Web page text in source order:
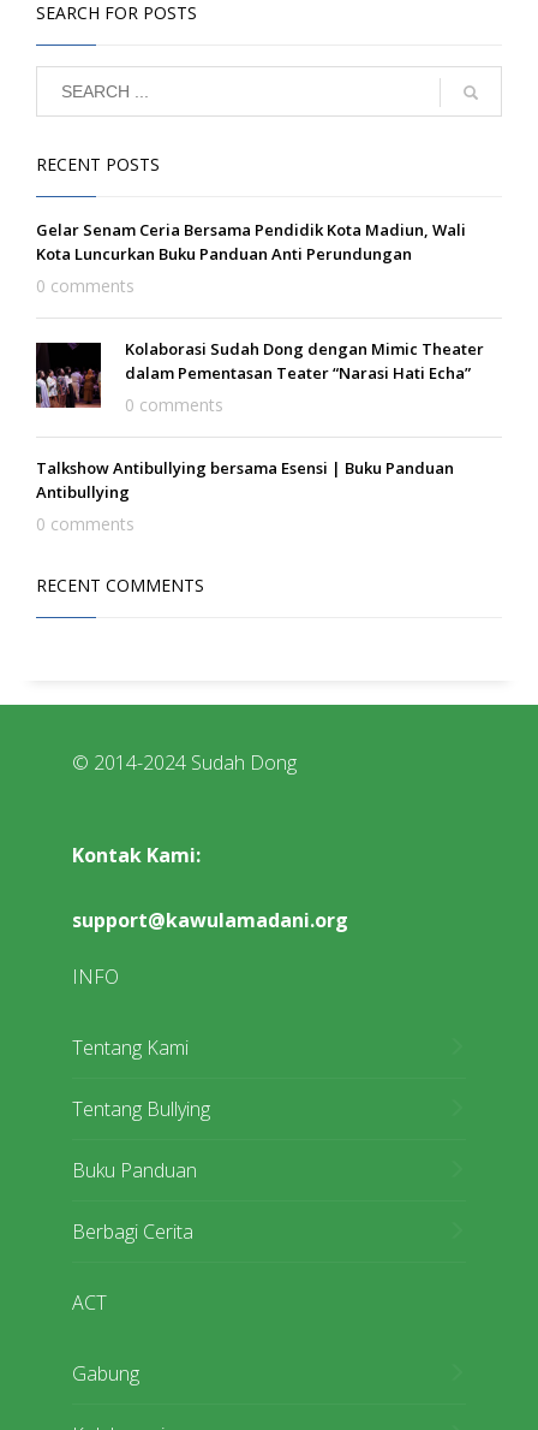
SEARCH FOR POSTS
RECENT POSTS
Gelar Senam Ceria Bersama Pendidik Kota Madiun, Wali
Kota Luncurkan Buku Panduan Anti Perundungan
0 comments
Kolaborasi Sudah Dong dengan Mimic Theater
dalam Pementasan Teater “Narasi Hati Echa”
0 comments
Talkshow Antibullying bersama Esensi | Buku Panduan
Antibullying
0 comments
RECENT COMMENTS
© 2014-2024 Sudah Dong
Kontak Kami:
support@kawulamadani.org
INFO
Tentang Kami
Tentang Bullying
Buku Panduan
Berbagi Cerita
ACT
Gabung